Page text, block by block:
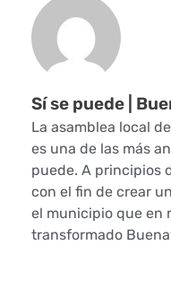
a
u
n
a
j
o
r
Sí se puede |
La asamblea local
es una de las más
puede. A principios
con el fin de crear
el municipio que en
transformado